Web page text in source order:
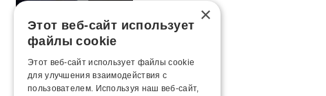
×
Этот веб-сайт использует
файлы cookie
Этот веб-сайт использует файлы cookie
для улучшения взаимодействия с
пользователем. Используя наш веб-сайт,